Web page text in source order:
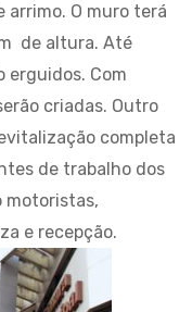
arrimo. O muro terá
de altura. Até
erguidos. Com
criadas. Outro
completa
de trabalho dos
motoristas,
e recepção.